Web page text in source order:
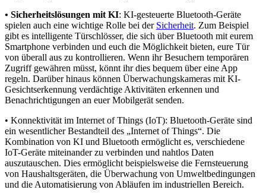
• Sicherheitslösungen mit KI: KI-gesteuerte Bluetooth-Geräte
spielen auch eine wichtige Rolle bei der Sicherheit. Zum Beispiel
gibt es intelligente Türschlösser, die sich über Bluetooth mit eurem
Smartphone verbinden und euch die Möglichkeit bieten, eure Tür
von überall aus zu kontrollieren. Wenn ihr Besuchern temporären
Zugriff gewähren müsst, könnt ihr dies bequem über eine App
regeln. Darüber hinaus können Überwachungskameras mit KI-
Gesichtserkennung verdächtige Aktivitäten erkennen und
Benachrichtigungen an euer Mobilgerät senden.
• Konnektivität im Internet of Things (IoT): Bluetooth-Geräte sind
ein wesentlicher Bestandteil des „Internet of Things“. Die
Kombination von KI und Bluetooth ermöglicht es, verschiedene
IoT-Geräte miteinander zu verbinden und nahtlos Daten
auszutauschen. Dies ermöglicht beispielsweise die Fernsteuerung
von Haushaltsgeräten, die Überwachung von Umweltbedingungen
und die Automatisierung von Abläufen im industriellen Bereich.